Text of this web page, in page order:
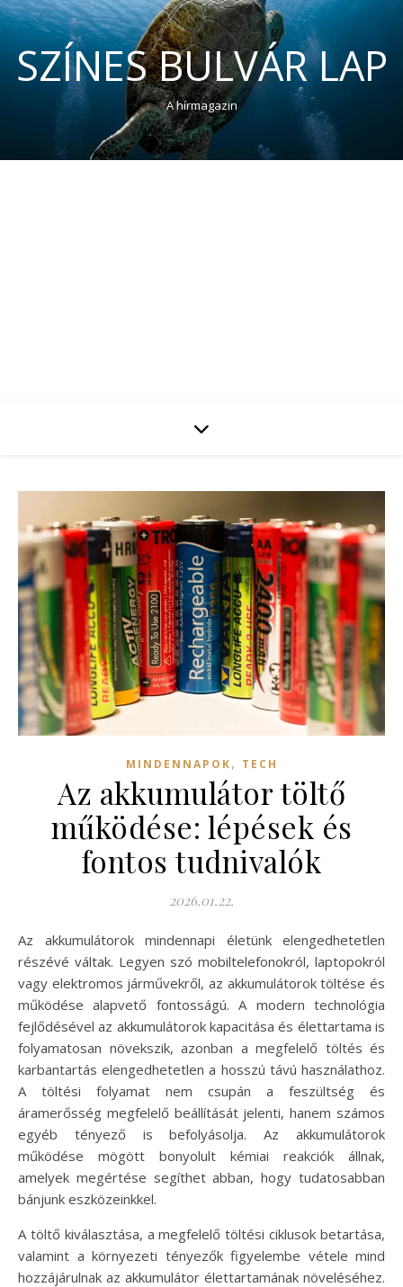
SZÍNES BULVÁR LAP
A hírmagazin
MINDENNAPOK, TECH
Az akkumulátor töltő
működése: lépések és
fontos tudnivalók
2026.01.22.
Az akkumulátorok mindennapi életünk elengedhetetlen
részévé váltak. Legyen szó mobiltelefonokról, laptopokról
vagy elektromos járművekről, az akkumulátorok töltése és
működése alapvető fontosságú. A modern technológia
fejlődésével az akkumulátorok kapacitása és élettartama is
folyamatosan növekszik, azonban a megfelelő töltés és
karbantartás elengedhetetlen a hosszú távú használathoz.
A töltési folyamat nem csupán a feszültség és
áramerősség megfelelő beállítását jelenti, hanem számos
egyéb tényező is befolyásolja. Az akkumulátorok
működése mögött bonyolult kémiai reakciók állnak,
amelyek megértése segíthet abban, hogy tudatosabban
bánjunk eszközeinkkel.
A töltő kiválasztása, a megfelelő töltési ciklusok betartása,
valamint a környezeti tényezők figyelembe vétele mind
hozzájárulnak az akkumulátor élettartamának növeléséhez.